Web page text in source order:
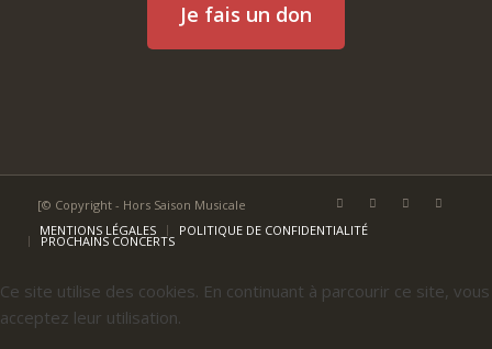
Je fais un don
[© Copyright - Hors Saison Musicale
MENTIONS LÉGALES
POLITIQUE DE CONFIDENTIALITÉ
PROCHAINS CONCERTS
Ce site utilise des cookies. En continuant à parcourir ce site, vous
acceptez leur utilisation.